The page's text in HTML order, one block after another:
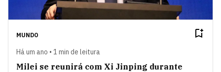
MUNDO
Há um ano • 1 min de leitura
Milei se reunirá com Xi Jinping durante